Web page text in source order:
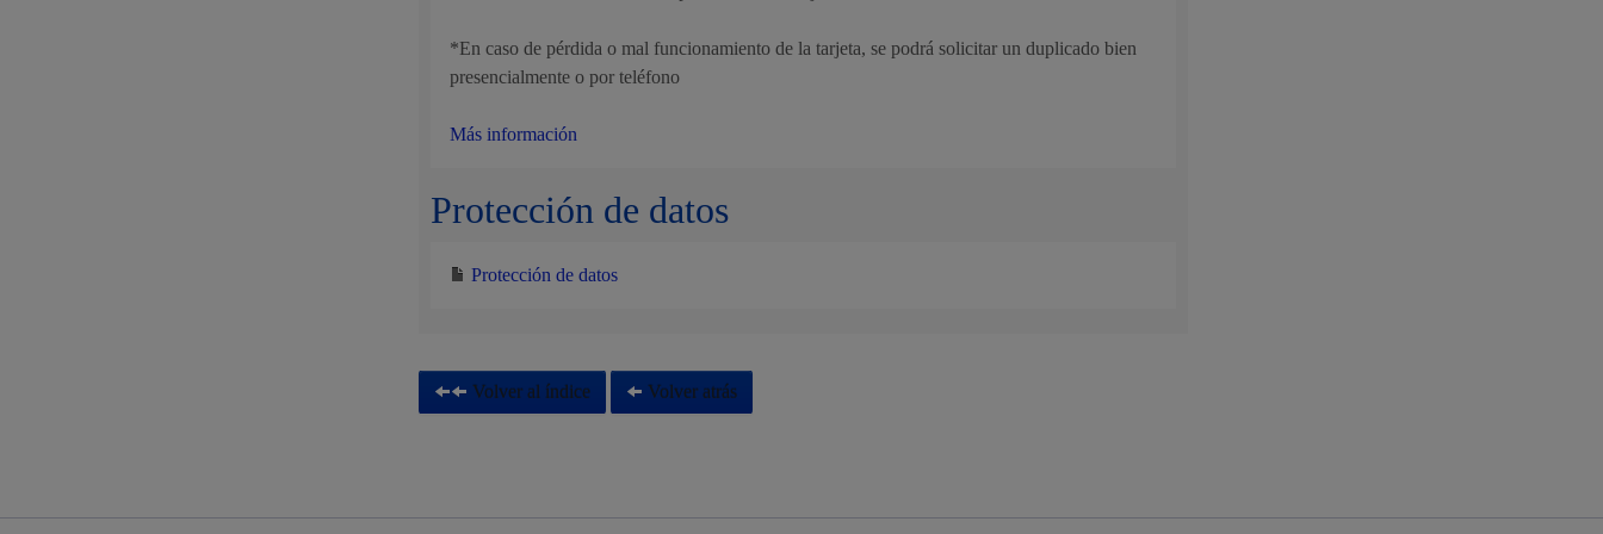
*En caso de pérdida o mal funcionamiento de la tarjeta, se podrá solicitar un duplicado bien
presencialmente o por teléfono
Más información
Protección de datos
Protección de datos
Volver al índice Volver atrás